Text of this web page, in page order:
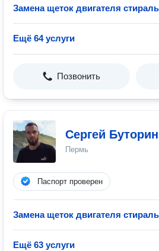
Замена щеток двигателя
Ещё 64 услуги
Позвонить
Сергей Буторин
Пермь
Паспорт проверен
Замена щеток двигателя
Ещё 63 услуги